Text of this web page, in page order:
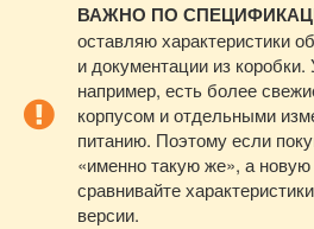
ВАЖНО ПО
оставляю характеристики
и документации из
например, есть более
корпусом и отдельными
питанию. Поэтому если
«именно такую же», а новую
сравнивайте
версии.